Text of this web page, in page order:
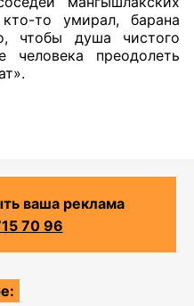
кто-то умирал, барана
чтобы душа чистого
человека преодолеть
ваша реклама
70 96